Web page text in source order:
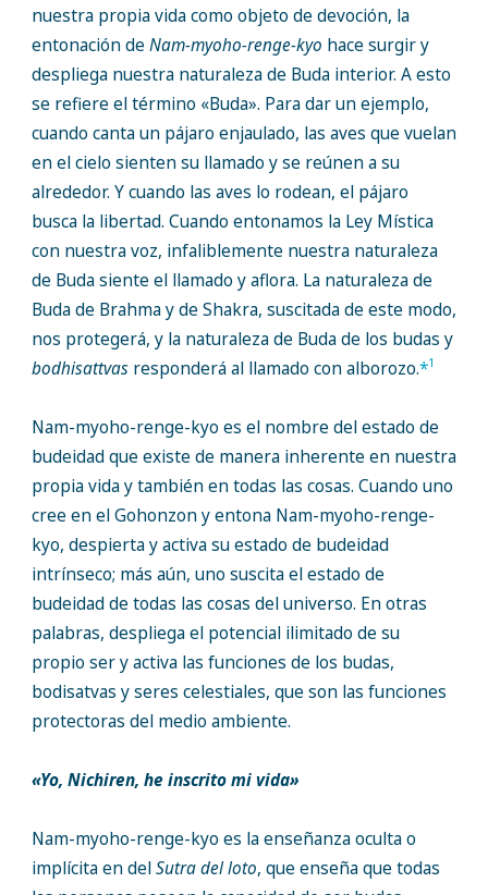
nuestra propia vida como objeto de devoción, la
entonación de Nam-myoho-renge-kyo hace surgir y
despliega nuestra naturaleza de Buda interior. A esto
se refiere el término «Buda». Para dar un ejemplo,
cuando canta un pájaro enjaulado, las aves que vuelan
en el cielo sienten su llamado y se reúnen a su
alrededor. Y cuando las aves lo rodean, el pájaro
busca la libertad. Cuando entonamos la Ley Mística
con nuestra voz, infaliblemente nuestra naturaleza
de Buda siente el llamado y aflora. La naturaleza de
Buda de Brahma y de Shakra, suscitada de este modo,
nos protegerá, y la naturaleza de Buda de los budas y
bodhisattvasresponderá al llamado con alborozo.*1
Nam-myoho-renge-kyo es el nombre del estado de
budeidad que existe de manera inherente en nuestra
propia vida y también en todas las cosas. Cuando uno
cree en el Gohonzon y entona Nam-myoho-renge-
kyo, despierta y activa su estado de budeidad
intrínseco; más aún, uno suscita el estado de
budeidad de todas las cosas del universo. En otras
palabras, despliega el potencial ilimitado de su
propio ser y activa las funciones de los budas,
bodisatvas y seres celestiales, que son las funciones
protectoras del medio ambiente.
«Yo, Nichiren, he inscrito mi vida»
Nam-myoho-renge-kyo es la enseñanza oculta o
implícita en delSutra del loto, que enseña que todas